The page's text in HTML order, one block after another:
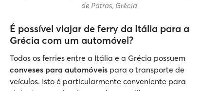
de Patras, Grécia
É possível viajar de ferry da Itália para a
Grécia com um automóvel?
Todos os ferries entre a Itália e a Grécia possuem
conveses para automóveis para o transporte de
veículos. Isto é particularmente conveniente para